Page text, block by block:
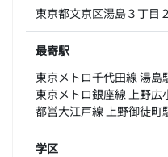
東京都文京区湯島３丁目
最寄駅
東京メトロ千代田線 湯島
東京メトロ銀座線 上野広
都営大江戸線 上野御徒町
学区